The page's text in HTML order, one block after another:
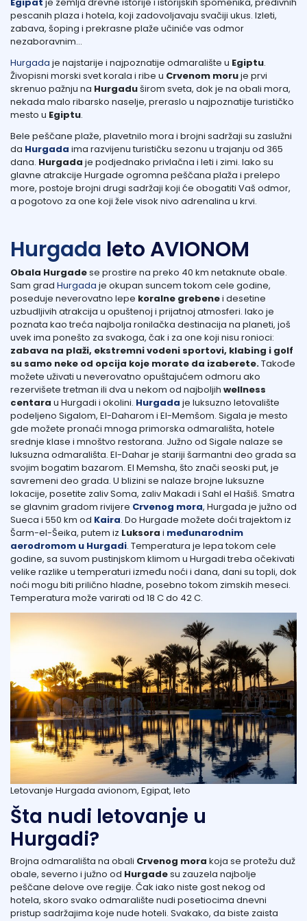
pescanih plaza i hotela, koji zadovoljavaju svačiji ukus. Izleti,
zabava, šoping i prekrasne plaže učiniće vas odmor
nezaboravnim…
Hurgada je najstarije i najpoznatije odmaralište u Egiptu.
Živopisni morski svet korala i ribe u Crvenom moruje prvi
skrenuo pažnju na Hurgaduširom sveta, dok je na obali mora,
nekada malo ribarsko naselje, preraslo u najpoznatije turističko
mesto u Egiptu.
Bele peščane plaže, plavetnilo mora i brojni sadržaji su zaslužni
da Hurgada ima razvijenu turističku sezonu u trajanju od 365
dana. Hurgada je podjednako privlačna i leti i zimi. Iako su
glavne atrakcije Hurgade ogromna peščana plaža i prelepo
more, postoje brojni drugi sadržaji koji će obogatiti Vaš odmor,
a pogotovo za one koji žele visok nivo adrenalina u krvi.
Hurgada leto AVIONOM
Obala Hurgadese prostire na preko 40 km netaknute obale.
Sam grad Hurgada je okupan suncem tokom cele godine,
poseduje neverovatno lepe koralne grebenei desetine
uzbudljivih atrakcija u opuštenoj i prijatnoj atmosferi. Iako je
poznata kao treća najbolja ronilačka destinacija na planeti, još
uvek ima ponešto za svakoga, čak i za one koji nisu ronioci:
zabava na plaži, ekstremni vodeni sportovi, klabing i golf
su samo neke od opcija koje morate da izaberete.Takođe
možete uživati u neverovatno opuštajućem odmoru ako
rezervišete tretman ili dva u nekom od najboljih wellness
centara u Hurgadi i okolini. Hurgada je luksuzno letovalište
podeljeno Sigalom, El-Daharom i El-Memšom. Sigala je mesto
gde možete pronaći mnoga primorska odmarališta, hotele
srednje klase i mnoštvo restorana. Južno od Sigale nalaze se
luksuzna odmarališta. El-Dahar je stariji šarmantni deo grada sa
svojim bogatim bazarom. El Memsha, što znači seoski put, je
savremeni deo grada. U blizini se nalaze brojne luksuzne
lokacije, posetite zaliv Soma, zaliv Makadi i Sahl el Hašiš. Smatra
se glavnim gradom rivijere Crvenog mora, Hurgada je južno od
Sueca i 550 km od Kaira. Do Hurgade možete doći trajektom iz
Šarm-el-Šeika, putem iz Luksora i međunarodnim
aerodromom u Hurgadi. Temperatura je lepa tokom cele
godine, sa suvom pustinjskom klimom u Hurgadi treba očekivati
velike razlike u temperaturi između noći i dana, dani su topli, dok
noći mogu biti prilično hladne, posebno tokom zimskih meseci.
Temperatura može varirati od 18 C do 42 C.
Letovanje Hurgada avionom, Egipat, leto
Šta nudi letovanje u
Hurgadi?
Brojna odmarališta na obali Crvenog mora koja se protežu duž
obale, severno i južno od Hurgadesu zauzela najbolje
peščane delove ove regije. Čak iako niste gost nekog od
hotela, skoro svako odmaralište nudi posetiocima dnevni
pristup sadržajima koje nude hoteli. Svakako, da biste zaista
Lukovska Banja
Vrdnik